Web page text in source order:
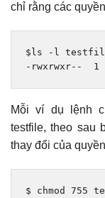
chỉ rằng các
$ls -
- rwxrwxr-- 1
Mỗi ví dụ lệnh
testfile, theo sau
thay đổi của
$ chmod 755